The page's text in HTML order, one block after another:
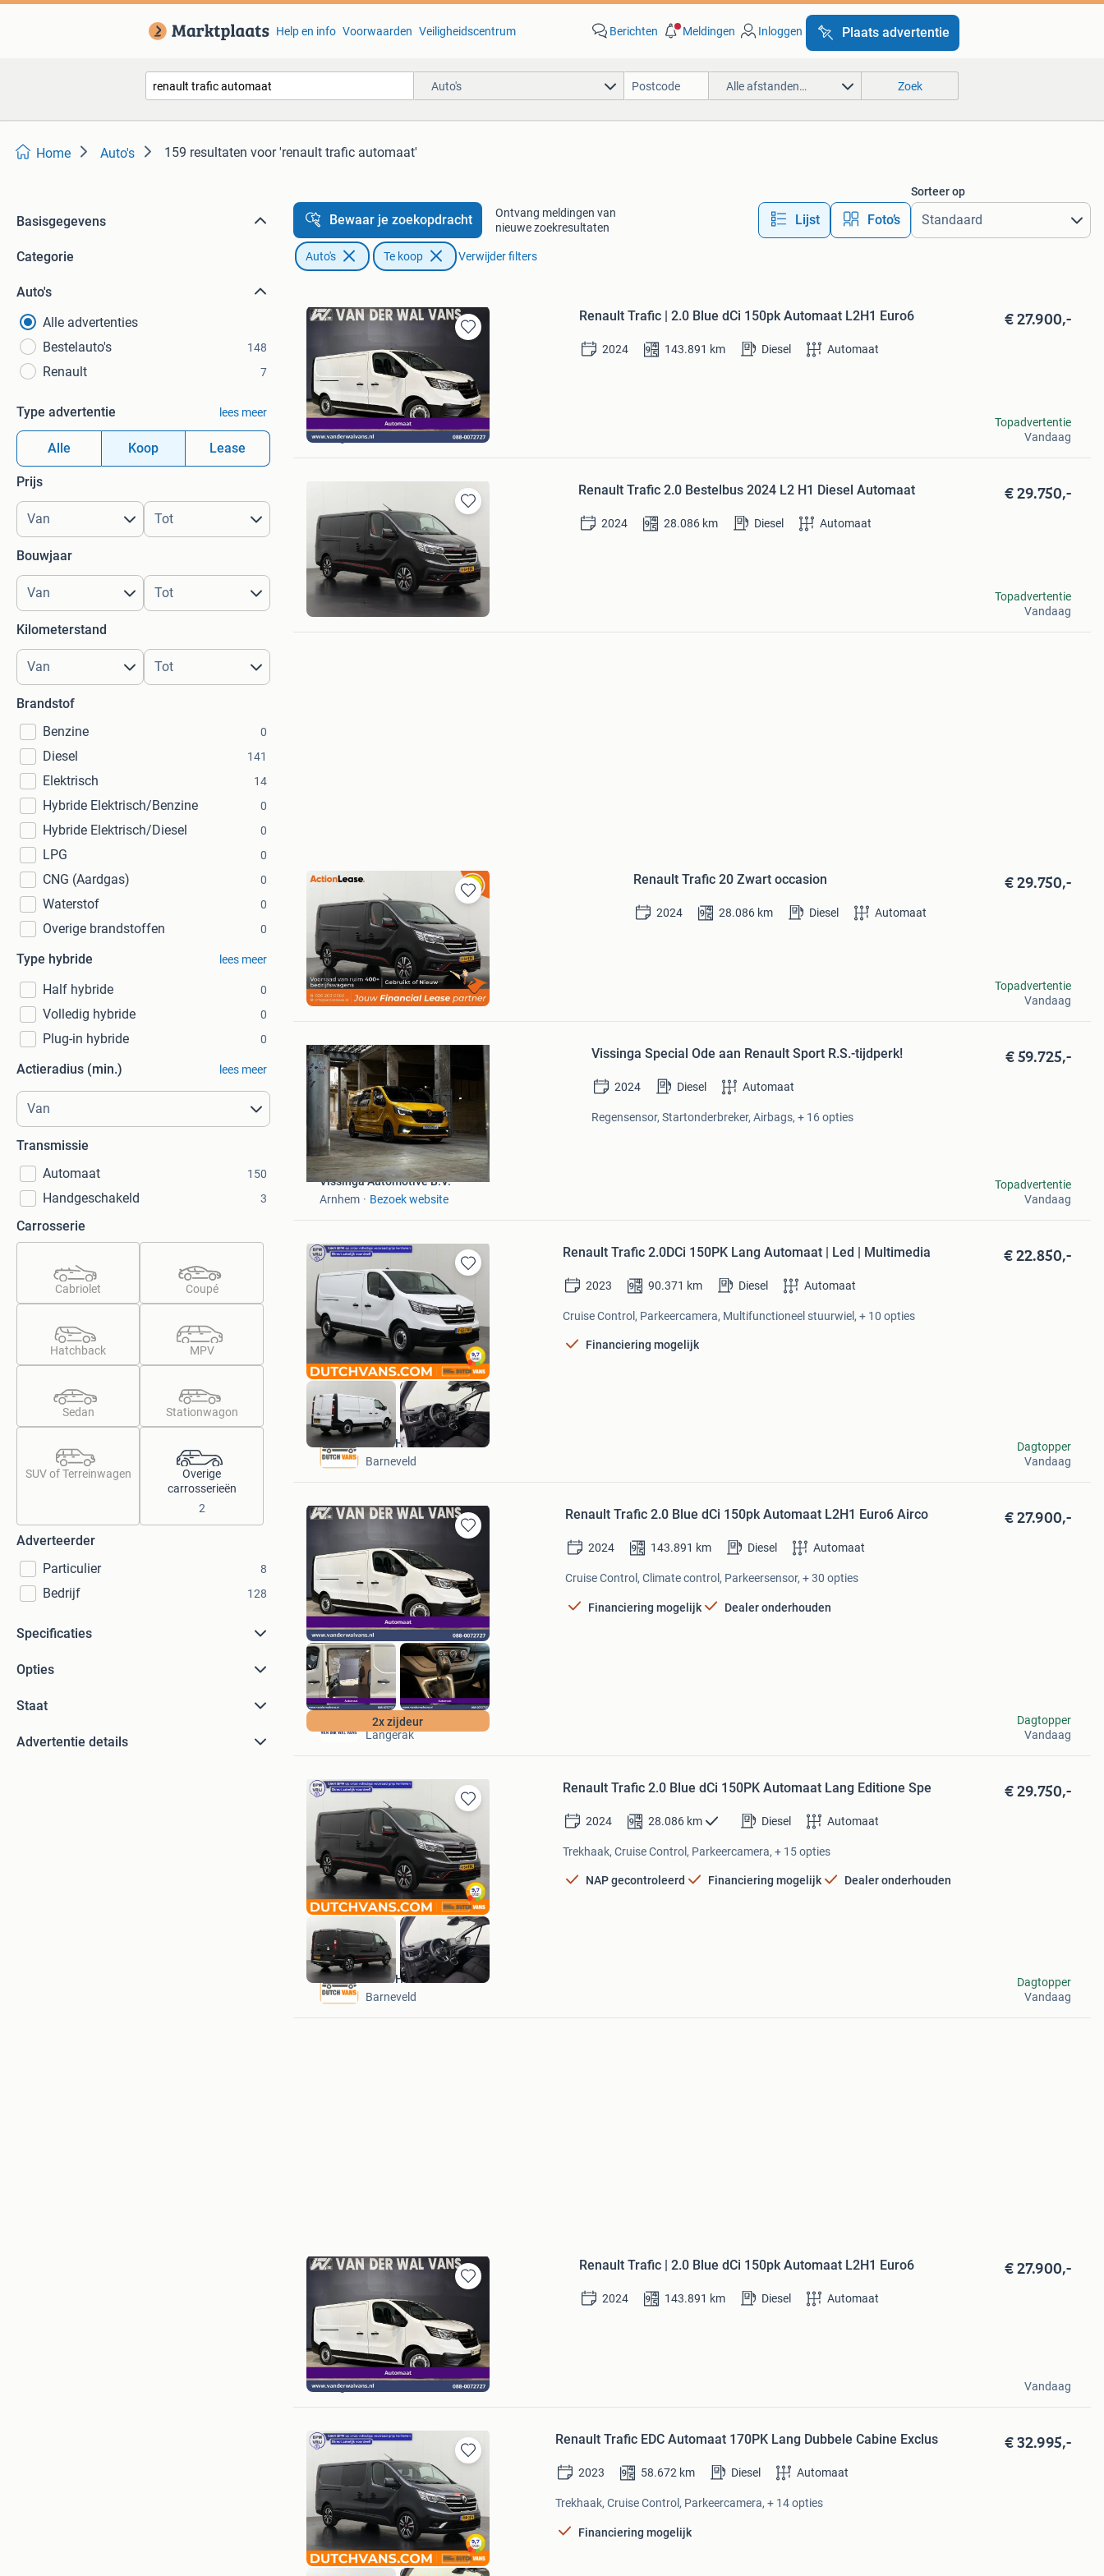
Help en info Voorwaarden Veiligheidscentrum Berichten Meldingen Inloggen Plaats advertentie
Auto's Alle afstanden… Zoek
Home Auto's 159 resultaten voor 'renault trafic automaat'
Basisgegevens
Categorie
Auto's
Alle advertenties
Bestelauto's
148
Renault 7
Type advertentie lees meer
Alle Koop Lease
Prijs
Bouwjaar
Kilometerstand
Brandstof
Benzine
0
Diesel 141
Elektrisch 14
Hybride Elektrisch/Benzine 0
Hybride Elektrisch/Diesel 0
LPG 0
CNG (Aardgas) 0
Waterstof 0
Overige brandstoffen 0
Type hybride lees meer
Half hybride 0
Volledig hybride 0
Plug-in hybride 0
Actieradius (min.) lees meer
Transmissie
Automaat
150
Handgeschakeld 3
Carrosserie
Cabriolet Coupé
Hatchback MPV
Sedan Stationwagon
SUV of Terreinwagen
Overige
carrosserieën
2
Adverteerder
Particulier
8
Bedrijf 128
Specificaties
Opties
Staat
Advertentie details
Bewaar je zoekopdracht
Ontvang meldingen van
nieuwe zoekresultaten
Lijst Foto’s
Sorteer op
Auto's Te koop Verwijder filters
Bewaren
Mijn
Favorieten
Renault Trafic | 2.0 Blue dCi 150pk Automaat L2H1 Euro6 € 27.900,-
2024 143.891 km Diesel Automaat
Van der Wal Vans
Langerak
Bezoek website
Topadvertentie
Vandaag
Bewaren
in
Mijn
Favorieten
Renault Trafic 2.0 Bestelbus 2024 L2 H1 Diesel Automaat € 29.750,-
2024 28.086 km Diesel Automaat
Dutchvans.com
Bezoek website
Topadvertentie
Vandaag
Bewaren
in
Mijn
Favorieten
Renault Trafic 20 Zwart occasion € 29.750,-
2024 28.086 km Diesel Automaat
Action Lease
Heel Nederland
Bezoek website
Topadvertentie
Vandaag
Vissinga Special Ode aan Renault Sport R.S.-tijdperk! € 59.725,-
2024 Diesel Automaat
Regensensor, Startonderbreker, Airbags, + 16 opties
Vissinga Automotive B.V.
Arnhem
Bezoek website
Topadvertentie
Vandaag
Bewaren
in
Mijn
Favorieten
Renault Trafic 2.0DCi 150PK Lang Automaat | Led | Multimedia € 22.850,-
2023 90.371 km Diesel Automaat
Cruise Control, Parkeercamera, Multifunctioneel stuurwiel, + 10 opties
Financiering mogelijk
DUTCH Vans
Barneveld
Dagtopper
Vandaag
Bewaren
Mijn
Favorieten
2x zijdeur
Renault Trafic 2.0 Blue dCi 150pk Automaat L2H1 Euro6 Airco € 27.900,-
2024 143.891 km Diesel Automaat
Cruise Control, Climate control, Parkeersensor, + 30 opties
Financiering mogelijk Dealer onderhouden
Van der Wal Vans
Langerak
Dagtopper
Vandaag
Bewaren
in
Mijn
Favorieten
Renault Trafic 2.0 Blue dCi 150PK Automaat Lang Editione Spe € 29.750,-
2024 28.086 km Diesel Automaat
Trekhaak, Cruise Control, Parkeercamera, + 15 opties
NAP gecontroleerd Financiering mogelijk Dealer onderhouden
DUTCH Vans
Barneveld
Dagtopper
Vandaag
Bewaren
Mijn
Favorieten
Renault Trafic | 2.0 Blue dCi 150pk Automaat L2H1 Euro6 € 27.900,-
2024 143.891 km Diesel Automaat
Van der Wal Vans
Langerak
Bezoek website Vandaag
Bewaren
in
Mijn
Favorieten
Renault Trafic EDC Automaat 170PK Lang Dubbele Cabine Exclus € 32.995,-
2023 58.672 km Diesel Automaat
Trekhaak, Cruise Control, Parkeercamera, + 14 opties
Financiering mogelijk